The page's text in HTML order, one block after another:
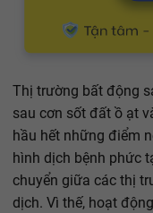
Thị trường bất động
sau cơn sốt đất ồ ạt
hầu hết những điểm
hình dịch bệnh phức
chuyển giữa các thị
dịch. Vì thế, hoạt